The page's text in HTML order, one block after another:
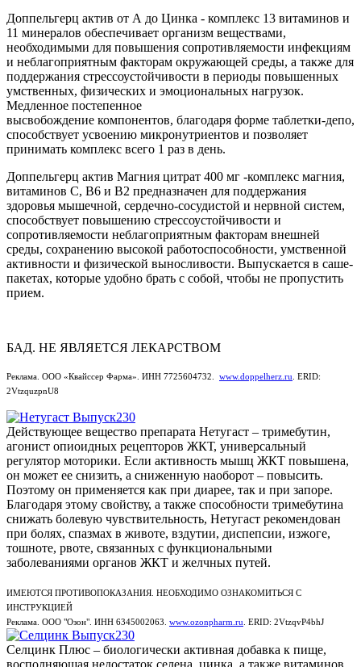
Доппельгерц актив от А до Цинка - комплекс 13 витаминов и
11 минералов обеспечивает организм веществами,
необходимыми для повышения сопротивляемости инфекциям
и неблагоприятным факторам окружающей среды, а также для
поддержания стрессоустойчивости в периоды повышенных
умственных, физических и эмоциональных нагрузок.
Медленное постепенное
высвобождение компонентов, благодаря форме таблетки-депо,
способствует усвоению микронутриентов и позволяет
принимать комплекс всего 1 раз в день.
Доппельгерц актив Магния цитрат 400 мг -комплекс магния,
витаминов С, В6 и В2 предназначен для поддержания
здоровья мышечной, сердечно-сосудистой и нервной систем,
способствует повышению стрессоустойчивости и
сопротивляемости неблагоприятным факторам внешней
среды, сохранению высокой работоспособности, умственной
активности и физической выносливости. Выпускается в саше-
пакетах, которые удобно брать с собой, чтобы не пропустить
прием.
БАД. НЕ ЯВЛЯЕТСЯ ЛЕКАРСТВОМ
Реклама. OOO «Квайссер Фарма». ИНН 7725604732. www.doppelherz.ru . ERID:
2VtzquzpnU8
Действующее вещество препарата Нетугаст – тримебутин,
агонист опиоидных рецепторов ЖКТ, универсальный
регулятор моторики. Если активность мышц ЖКТ повышена,
он может ее снизить, а сниженную наоборот – повысить.
Поэтому он применяется как при диарее, так и при запоре.
Благодаря этому свойству, а также способности тримебутина
снижать болевую чувствительность, Нетугаст рекомендован
при болях, спазмах в животе, вздутии, диспепсии, изжоге,
тошноте, рвоте, связанных с функциональными
заболеваниями органов ЖКТ и желчных путей.
ИМЕЮТСЯ ПРОТИВОПОКАЗАНИЯ. НЕОБХОДИМО ОЗНАКОМИТЬСЯ С
ИНСТРУКЦИЕЙ
Реклама. ООО "Озон". ИНН 6345002063. www.ozonpharm.ru . ERID: 2VtzqvP4bhJ
Селцинк Плюс – биологически активная добавка к пище,
восполняющая недостаток селена, цинка, а также витаминов